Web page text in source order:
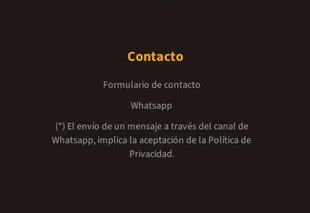
Contacto
Formulario de contacto
Whatsapp
(*) El envío de un mensaje a través del canal de
Whatsapp, implica la aceptación de la Política de
Privacidad.